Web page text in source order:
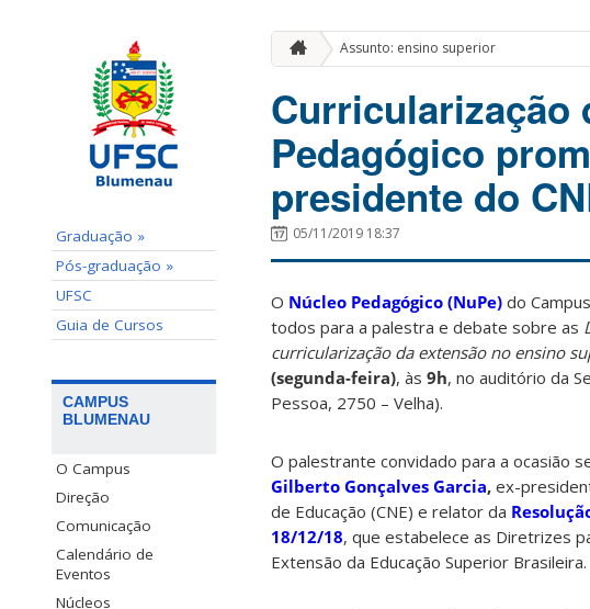
Graduação »
Pós-graduação »
UFSC
Guia de Cursos
CAMPUS
BLUMENAU
O Campus
Direção
Comunicação
Calendário de
Eventos
Núcleos
Assunto: ensino superior
Curricularização
Pedagógico
presidente do
05/11/2019 18:37
O Núcleo Pedagógico (NuPe) do
todos para a palestra e debate sobre as
curricularização da extensão no ensino
(segunda-feira), às 9h, no auditório da
Pessoa, 2750 – Velha).
O palestrante convidado para a ocasião
Gilberto Gonçalves Garcia, ex-
de Educação (CNE) e relator da
18/12/18, que estabelece as Diretrizes
Extensão da Educação Superior Brasileira.